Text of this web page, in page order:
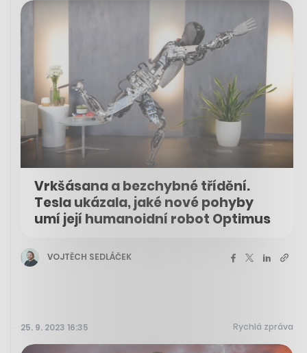
Vrkšásana a bezchybné třídění.
Tesla ukázala, jaké nové pohyby
umí její humanoidní robot Optimus
VOJTĚCH SEDLÁČEK
25. 9. 2023 16:35 Rychlá zpráva